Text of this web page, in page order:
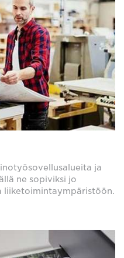
ja
ne sopiviksi jo
liiketoimintaympäristöön.